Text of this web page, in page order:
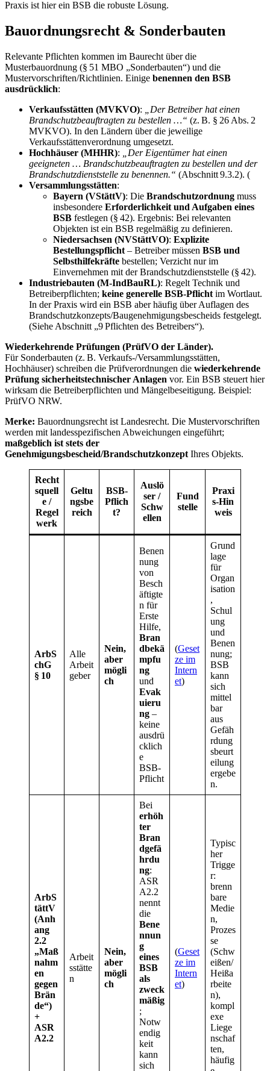
Praxis ist hier ein BSB die robuste Lösung.
Bauordnungsrecht & Sonderbauten
Relevante Pflichten kommen im Baurecht über die
Musterbauordnung (§ 51 MBO „Sonderbauten“) und die
Mustervorschriften/Richtlinien. Einige benennen den BSB
ausdrücklich:
Verkaufsstätten (MVKVO):
„Der Betreiber hat einen
Brandschutzbeauftragten zu bestellen …“ (z. B. § 26 Abs. 2
MVKVO). In den Ländern über die jeweilige
Verkaufsstättenverordnung umgesetzt.
Hochhäuser (MHHR):
„Der Eigentümer hat einen
geeigneten … Brandschutzbeauftragten zu bestellen und der
Brandschutzdienststelle zu benennen.“ (Abschnitt 9.3.2). (
Versammlungsstätten:
Bayern (VStättV): Die Brandschutzordnung muss
insbesondere Erforderlichkeit und Aufgaben eines
BSB festlegen (§ 42). Ergebnis: Bei relevanten
Objekten ist ein BSB regelmäßig zu definieren.
Niedersachsen (NVStättVO): Explizite
Bestellungspflicht – Betreiber müssen BSB und
Selbsthilfekräfte bestellen; Verzicht nur im
Einvernehmen mit der Brandschutzdienststelle (§ 42).
Industriebauten (M‑IndBauRL): Regelt Technik und
Betreiberpflichten; keine generelle BSB‑Pflicht im Wortlaut.
In der Praxis wird ein BSB aber häufig über Auflagen des
Brandschutzkonzepts/Baugenehmigungsbescheids festgelegt.
(Siehe Abschnitt „9 Pflichten des Betreibers“).
Wiederkehrende Prüfungen (PrüfVO der Länder).
Für Sonderbauten (z. B. Verkaufs‑/Versammlungsstätten,
Hochhäuser) schreiben die Prüfverordnungen die wiederkehrende
Prüfung sicherheitstechnischer Anlagen vor. Ein BSB steuert hier
wirksam die Betreiberpflichten und Mängelbeseitigung. Beispiel:
PrüfVO NRW.
Merke: Bauordnungsrecht ist Landesrecht. Die Mustervorschriften
werden mit landesspezifischen Abweichungen eingeführt;
maßgeblich ist stets der
Genehmigungsbescheid/Brandschutzkonzept Ihres Objekts.
Recht
squell
e /
Regel
werk
Geltu
ngsbe
reich
BSB‑
Pflich
t?
Auslö
ser /
Schw
ellen
Fund
stelle
Praxi
s‑Hin
weis
ArbS
chG
§ 10
Alle
Arbeit
geber
Nein,
aber
mögli
ch
Benen
nung
von
Besch
äftigte
n für
Erste
Hilfe,
Bran
dbekä
mpfu
ng
und
Evak
uieru
ng –
keine
ausdrü
cklich
e
BSB‑
Pflicht
(Geset
ze im
Intern
et)
Grund
lage
für
Organ
isation
,
Schul
ung
und
Benen
nung;
BSB
kann
sich
mittel
bar
aus
Gefäh
rdung
sbeurt
eilung
ergebe
n.
ArbS
tättV
(Anh
ang
2.2
„Maß
nahm
en
gegen
Brän
de“)
+
ASR
A2.2
Arbeit
sstätte
n
Nein,
aber
mögli
ch
Bei
erhöh
ter
Bran
dgefä
hrdu
ng:
ASR
A2.2
nennt
die
Bene
nnun
g
eines
BSB
als
zweck
mäßig
;
Notw
endig
keit
kann
sich
(Geset
ze im
Intern
et)
Typisc
her
Trigge
r:
brenn
bare
Medie
n,
Prozes
se
(Schw
eißen/
Heißa
rbeite
n),
kompl
exe
Liege
nschaf
ten,
häufig